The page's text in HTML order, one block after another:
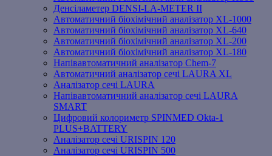
Денсіламетер DENSI-LA-METER ІІ
Автоматичний біохімічний аналізатор XL-1000
Автоматичний біохімічний аналізатор XL-640
Автоматичний біохімічний аналізатор XL-200
Автоматичний біохімічний аналізатор XL-180
Напівавтоматичний аналізатор Chem-7
Автоматичний аналізатор сечі LAURA XL
Аналізатор сечі LAURA
Напівавтоматичний аналізатор сечі LAURA
SMART
Цифровий колориметр SPINMED Okta-1
PLUS+BATTERY
Аналізатор сечі URISPIN 120
Аналізатор сечі URISPIN 500